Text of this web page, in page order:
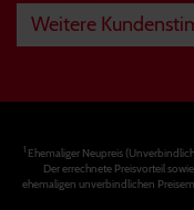
Weitere
1Ehemaliger Neupreis
Der errechnete Preisvorteil
ehemaligen unverbindlichen